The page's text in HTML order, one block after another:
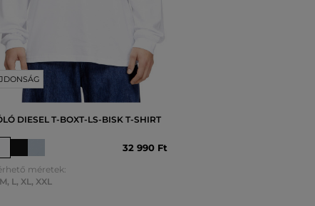
DIESEL T-BOXT-LS-BISK T-SHIRT
32 990 Ft
méretek:
M, L , XL , XXL